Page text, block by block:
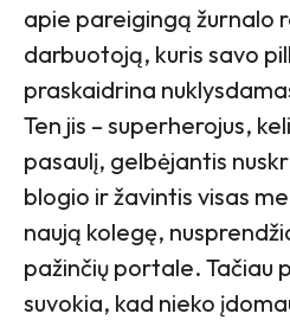
apie pareigingą žurnalo
darbuotoją, kuris savo
praskaidrina
Ten jis – superherojus,
pasaulį, gelbėjantis
blogio ir žavintis visas
naują kolegę,
pažinčių portale. Tačiau
suvokia, kad nieko